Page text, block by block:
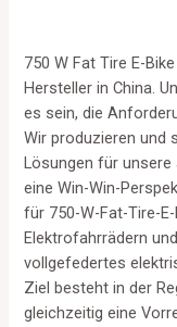
750 W Fat Tire E-
Hersteller in China.
es sein, die
Wir produzieren und
Lösungen für
eine Win-Win-
für 750-W-Fat-Tire-
Elektrofahrrädern
vollgefedertes
Ziel besteht in der
gleichzeitig eine